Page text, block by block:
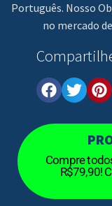
Português. Nosso
no mercado
Compre
R$79,90!